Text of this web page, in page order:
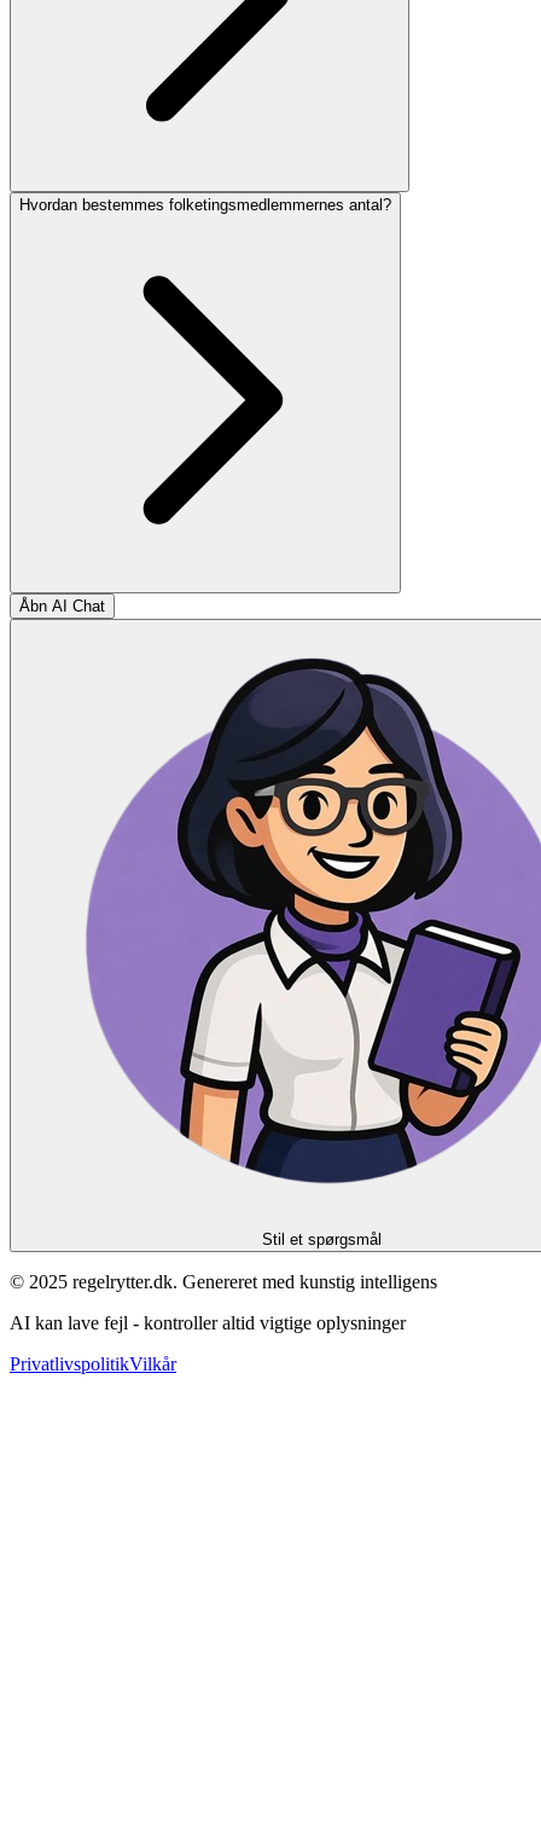
Hvordan bestemmes folketingsmedlemmernes antal?
Åbn AI Chat
Stil et spørgsmål
© 2025 regelrytter.dk. Genereret med kunstig intelligens
AI kan lave fejl - kontroller altid vigtige oplysninger
PrivatlivspolitikVilkår